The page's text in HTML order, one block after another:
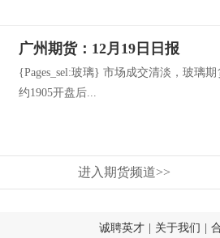
广州期货：12月19日日报
{Pages_sel:玻璃} 市场成交清淡，玻璃
约1905开盘后...
进入期货频道>>
诚聘英才 关于我们